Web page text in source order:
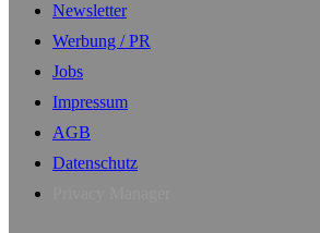
Newsletter
Werbung / PR
Jobs
Impressum
AGB
Datenschutz